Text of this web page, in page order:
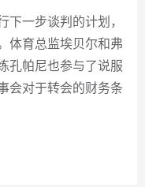
下一步谈判的计划，
体育总监埃贝尔和弗
孔帕尼也参与了说服
会对于转会的财务条